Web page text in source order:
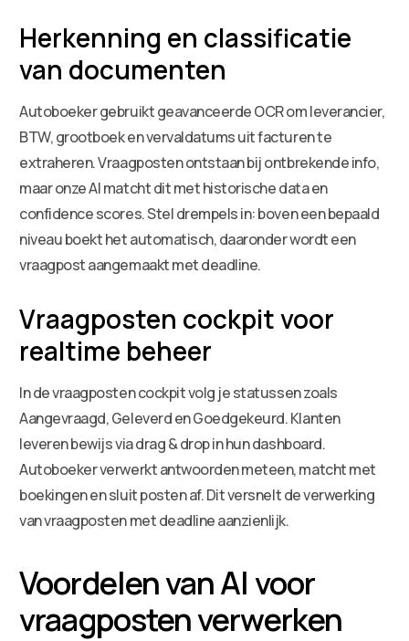
Herkenning en classificatie
van documenten
Autoboeker gebruikt geavanceerde OCR om leverancier,
BTW, grootboek en vervaldatums uit facturen te
extraheren. Vraagposten ontstaan bij ontbrekende info,
maar onze AI matcht dit met historische data en
confidence scores. Stel drempels in: boven een bepaald
niveau boekt het automatisch, daaronder wordt een
vraagpost aangemaakt met deadline.
Vraagposten cockpit voor
realtime beheer
In de vraagposten cockpit volg je statussen zoals
Aangevraagd, Geleverd en Goedgekeurd. Klanten
leveren bewijs via drag & drop in hun dashboard.
Autoboeker verwerkt antwoorden meteen, matcht met
boekingen en sluit posten af. Dit versnelt de verwerking
van vraagposten met deadline aanzienlijk.
Voordelen van AI voor
vraagposten verwerken